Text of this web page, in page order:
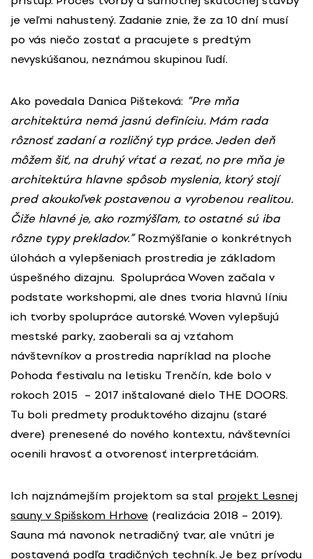
je veľmi nahustený. Zadanie znie, že za 10 dní musí
po vás niečo zostať a pracujete s predtým
nevyskúšanou, neznámou skupinou ľudí.
Ako povedala Danica Pišteková: “Pre mňa
architektúra nemá jasnú definíciu. Mám rada
rôznosť zadaní a rozličný typ práce. Jeden deň
môžem šiť, na druhý vŕtať a rezať, no pre mňa je
architektúra hlavne spôsob myslenia, ktorý stojí
pred akoukoľvek postavenou a vyrobenou realitou.
Čiže hlavné je, ako rozmýšľam, to ostatné sú iba
rôzne typy prekladov.”Rozmýšľanie o konkrétnych
úlohách a vylepšeniach prostredia je základom
úspešného dizajnu. Spolupráca Woven začala v
podstate workshopmi, ale dnes tvoria hlavnú líniu
ich tvorby spolupráce autorské. Woven vylepšujú
mestské parky, zaoberali sa aj vzťahom
návštevníkov a prostredia napríklad na ploche
Pohoda festivalu na letisku Trenčín, kde bolo v
rokoch 2015 – 2017 inštalované dielo THE DOORS.
Tu boli predmety produktového dizajnu (staré
dvere) prenesené do nového kontextu, návštevníci
ocenili hravosť a otvorenosť interpretáciám.
Ich najznámejším projektom sa stal projekt Lesnej
sauny v Spišskom Hrhove (realizácia 2018 – 2019).
Sauna má navonok netradičný tvar, ale vnútri je
postavená podľa tradičných techník. Je bez prívodu